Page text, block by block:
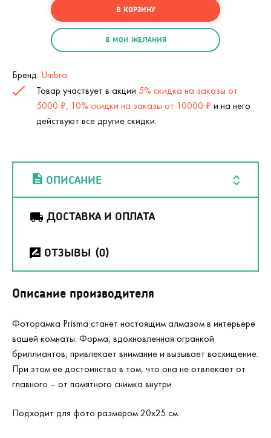
В КОРЗИНУ
В МОИ ЖЕЛАНИЯ
Бренд: Umbra
Товар участвует в акции 5% скидка на заказы от
5000 ₽, 10% скидки на заказы от 10000 ₽ и на него
действуют все другие скидки.
ОПИСАНИЕ
ДОСТАВКА И ОПЛАТА
ОТЗЫВЫ (0)
Описание производителя
Фоторамка Prisma станет настоящим алмазом в интерьере
вашей комнаты. Форма, вдохновленная огранкой
бриллиантов, привлекает внимание и вызывает восхищение.
При этом ее достоинство в том, что она не отвлекает от
главного – от памятного снимка внутри.
Подходит для фото размером 20х25 см.